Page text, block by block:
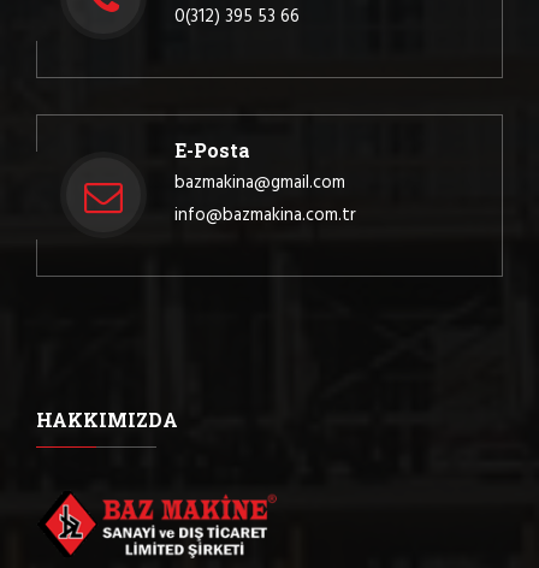
0(312) 395 53 66
E-Posta
bazmakina@gmail.com
info@bazmakina.com.tr
HAKKIMIZDA